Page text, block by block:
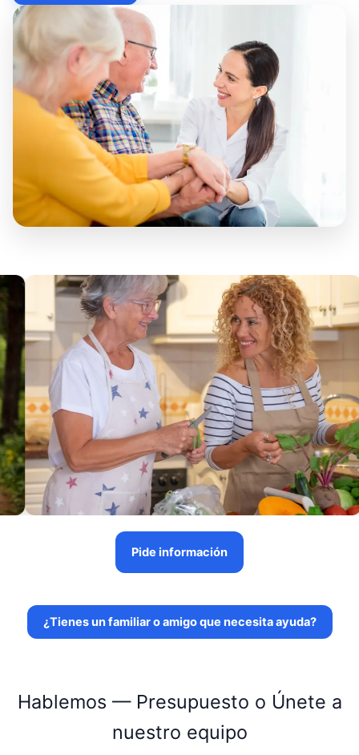
Pide información
¿Tienes un familiar o amigo que necesita ayuda?
Hablemos — Presupuesto o Únete a
nuestro equipo